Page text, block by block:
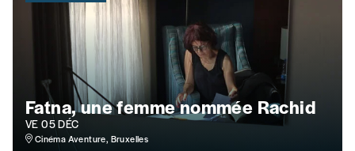
Vos coordonnées
Prénom *
Nom*
Fatna, une femme nommée Rachid
VE 05 DÉC
Cinéma Aventure, Bruxelles